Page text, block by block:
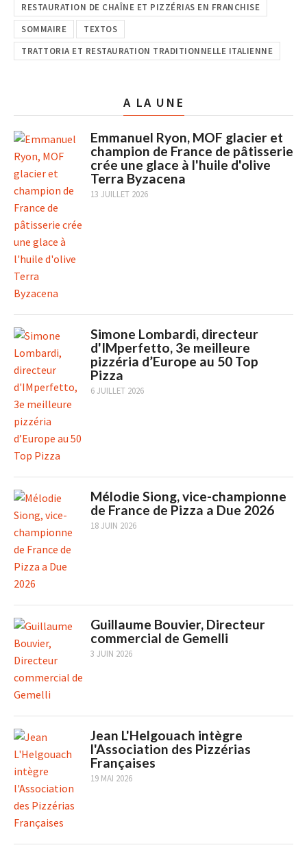
RESTAURATION DE CHAÎNE ET PIZZÉRIAS EN FRANCHISE
SOMMAIRE
TEXTOS
TRATTORIA ET RESTAURATION TRADITIONNELLE ITALIENNE
A LA UNE
Emmanuel Ryon, MOF glacier et
champion de France de pâtisserie
crée une glace à l'huile d'olive
Terra Byzacena
13 JUILLET 2026
Simone Lombardi, directeur
d'IMperfetto, 3e meilleure
pizzéria d’Europe au 50 Top
Pizza
6 JUILLET 2026
Mélodie Siong, vice-championne
de France de Pizza a Due 2026
18 JUIN 2026
Guillaume Bouvier, Directeur
commercial de Gemelli
3 JUIN 2026
Jean L'Helgouach intègre
l'Association des Pizzérias
Françaises
19 MAI 2026